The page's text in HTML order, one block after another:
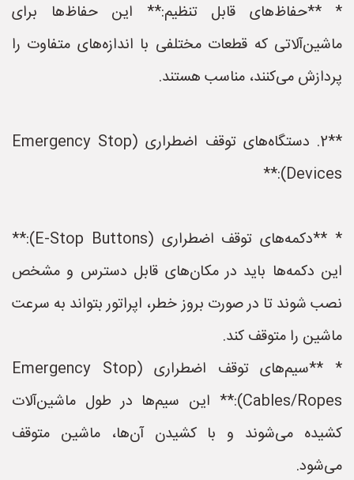
* **حفاظ‌های قابل تنظیم:** این حفاظ‌ها برای
ماشین‌آلاتی که قطعات مختلفی با اندازه‌های متفاوت را
پردازش می‌کنند، مناسب هستند.
**2. دستگاه‌های توقف اضطراری (Emergency Stop
Devices):**
* **دکمه‌های توقف اضطراری (E-Stop Buttons):**
این دکمه‌ها باید در مکان‌های قابل دسترس و مشخص
نصب شوند تا در صورت بروز خطر، اپراتور بتواند به سرعت
ماشین را متوقف کند.
* **سیم‌های توقف اضطراری (Emergency Stop
Cables/Ropes):** این سیم‌ها در طول ماشین‌آلات
کشیده می‌شوند و با کشیدن آن‌ها، ماشین متوقف
می‌شود.